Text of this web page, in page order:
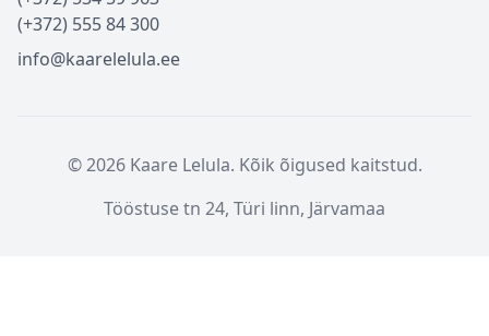
(+372) 555 84 300
info@kaarelelula.ee
© 2026 Kaare Lelula. Kõik õigused kaitstud.
Tööstuse tn 24, Türi linn, Järvamaa